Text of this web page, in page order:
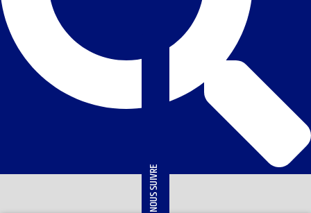
NOUS SUIVRE